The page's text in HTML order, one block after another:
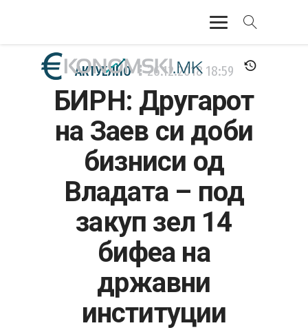
АКТУЕЛНО
ЕКОНОМИЈА
ФИНАНСИИ
БАНКАРСТВО
ЖИВОТ
АКТУЕЛНО 26.12.2018 18:59
БИРН: Другарот
на Заев си доби
бизниси од
Владата – под
закуп зел 14
бифеа на
државни
институции